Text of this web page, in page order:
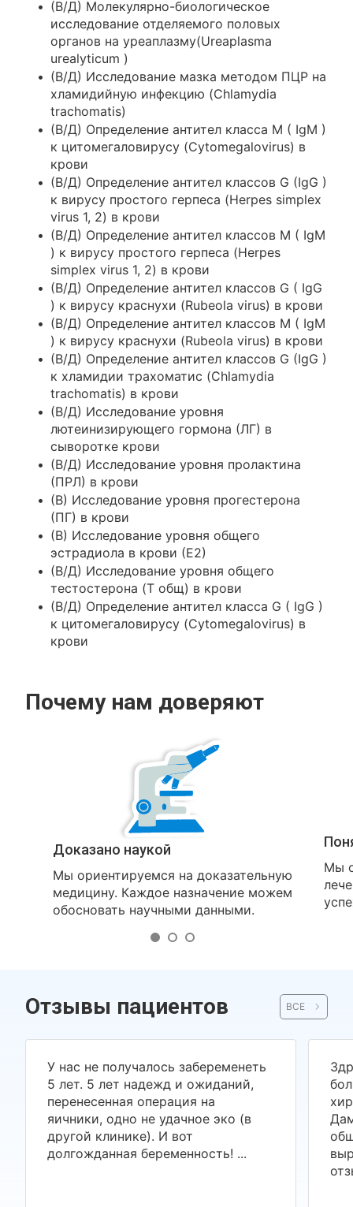
(В/Д) Молекулярно-биологическое
исследование отделяемого половых
органов на уреаплазму(Ureaplasma
urealyticum )
(В/Д) Исследование мазка методом ПЦР на
хламидийную инфекцию (Chlamydia
trachomatis)
(В/Д) Определение антител класса M ( IgM )
к цитомегаловирусу (Cytomegalovirus) в
крови
(В/Д) Определение антител классов G (IgG )
к вирусу простого герпеса (Herpes simplex
virus 1, 2) в крови
(В/Д) Определение антител классов M ( IgM
) к вирусу простого герпеса (Herpes
simplex virus 1, 2) в крови
(В/Д) Определение антител классов G ( IgG
) к вирусу краснухи (Rubeola virus) в крови
(В/Д) Определение антител классов M ( IgM
) к вирусу краснухи (Rubeola virus) в крови
(В/Д) Определение антител классов G (IgG )
к хламидии трахоматис (Chlamydia
trachomatis) в крови
(В/Д) Исследование уровня
лютеинизирующего гормона (ЛГ) в
сыворотке крови
(В/Д) Исследование уровня пролактина
(ПРЛ) в крови
(В) Исследование уровня прогестерона
(ПГ) в крови
(В) Исследование уровня общего
эстрадиола в крови (Е2)
(В/Д) Исследование уровня общего
тестостерона (T общ) в крови
(В/Д) Определение антител класса G ( IgG )
к цитомегаловирусу (Cytomegalovirus) в
крови
Почему нам доверяют
Доказано наукой
Мы ориентируемся на доказательную
медицину. Каждое назначение можем
обосновать научными данными.
Мы
Отзывы пациентов ВСЕ
У нас не получалось забеременеть
5 лет. 5 лет надежд и ожиданий,
перенесенная операция на
яичники, одно не удачное эко (в
другой клинике). И вот
долгожданная беременность! ...